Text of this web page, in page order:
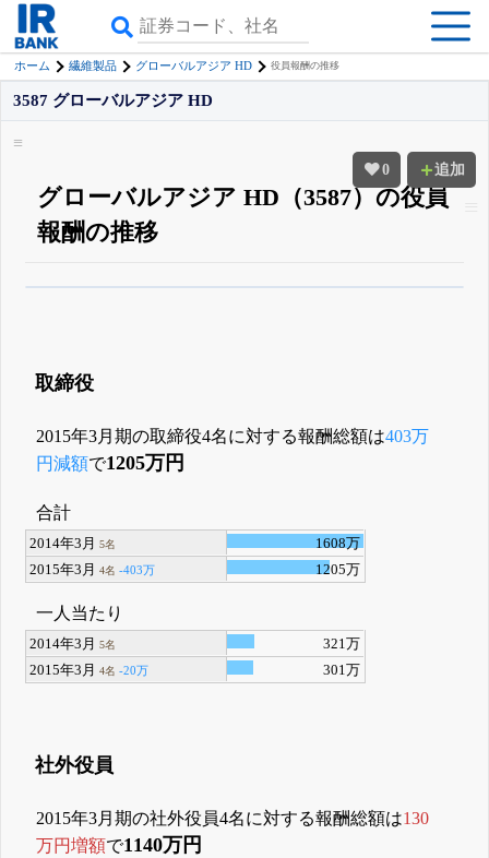
ホーム 繊維製品 グローバルアジア HD 役員報酬の推移
0 追加
3587 グローバルアジア HD
グローバルアジア HD（3587）の役員
報酬の推移
取締役
2015年3月期の取締役4名に対する報酬総額は403万
円減額で1205万円
合計
2014年3月5名
1608万
2015年3月4名 -403万 1205万
一人当たり
2014年3月5名
321万
2015年3月4名 -20万 301万
社外役員
2015年3月期の社外役員4名に対する報酬総額は130
万円増額で1140万円